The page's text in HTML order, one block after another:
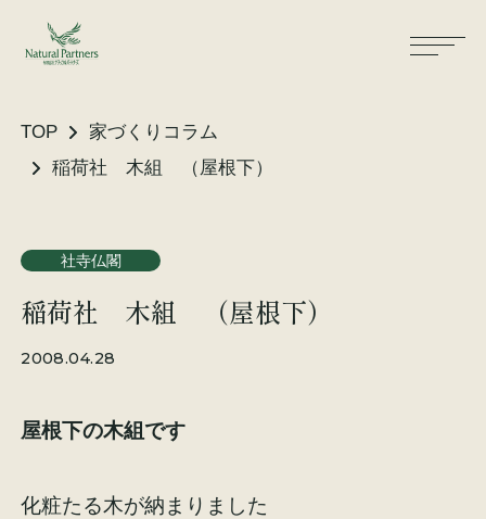
TOP
家づくりコラム
稲荷社 木組 （屋根下）
社寺仏閣
稲荷社 木組 （屋根下）
2008.04.28
屋根下の木組です
化粧たる木が納まりました
大工が建てる家